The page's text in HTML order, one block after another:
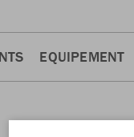
EQUIPEMENT